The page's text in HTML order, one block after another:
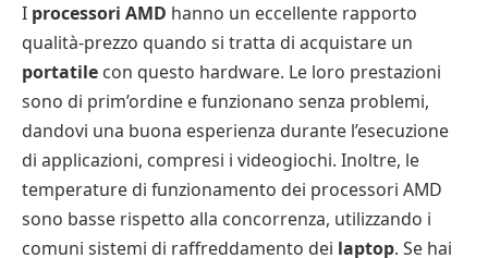
I processori AMD hanno un eccellente rapporto
qualità-prezzo quando si tratta di acquistare un
portatile con questo hardware. Le loro prestazioni
sono di prim’ordine e funzionano senza problemi,
dandovi una buona esperienza durante l’esecuzione
di applicazioni, compresi i videogiochi. Inoltre, le
temperature di funzionamento dei processori AMD
sono basse rispetto alla concorrenza, utilizzando i
comuni sistemi di raffreddamento dei laptop. Se hai